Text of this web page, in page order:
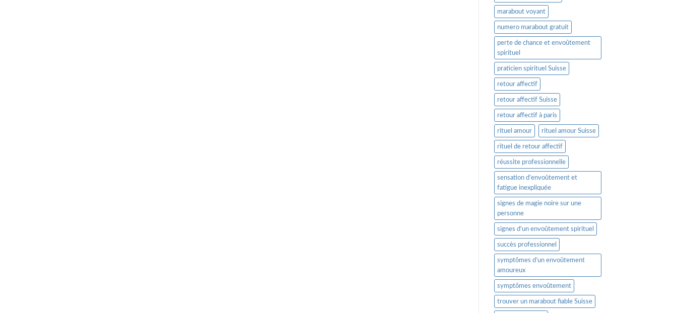
marabout voyant
numero marabout gratuit
perte de chance et envoûtement
spirituel
praticien spirituel Suisse
retour affectif
retour affectif Suisse
retour affectif à paris
rituel amour rituel amour Suisse
rituel de retour affectif
réussite professionnelle
sensation d’envoûtement et
fatigue inexpliquée
signes de magie noire sur une
personne
signes d’un envoûtement spirituel
succès professionnel
symptômes d’un envoûtement
amoureux
symptômes envoûtement
trouver un marabout fiable Suisse